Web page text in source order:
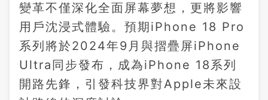
變革不僅深化全面屏幕夢想，更將影響
用戶沈浸式體驗。預期iPhone 18 Pro
系列將於2024年9月與摺疊屏iPhone
Ultra同步發布，成為iPhone 18系列
開路先鋒，引發科技界對Apple未來設